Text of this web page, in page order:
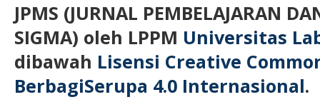
JPMS (JURNAL PEMBELAJARAN
SIGMA) oleh LPPM Universitas
dibawah Lisensi Creative
BerbagiSerupa 4.0 Internasional.